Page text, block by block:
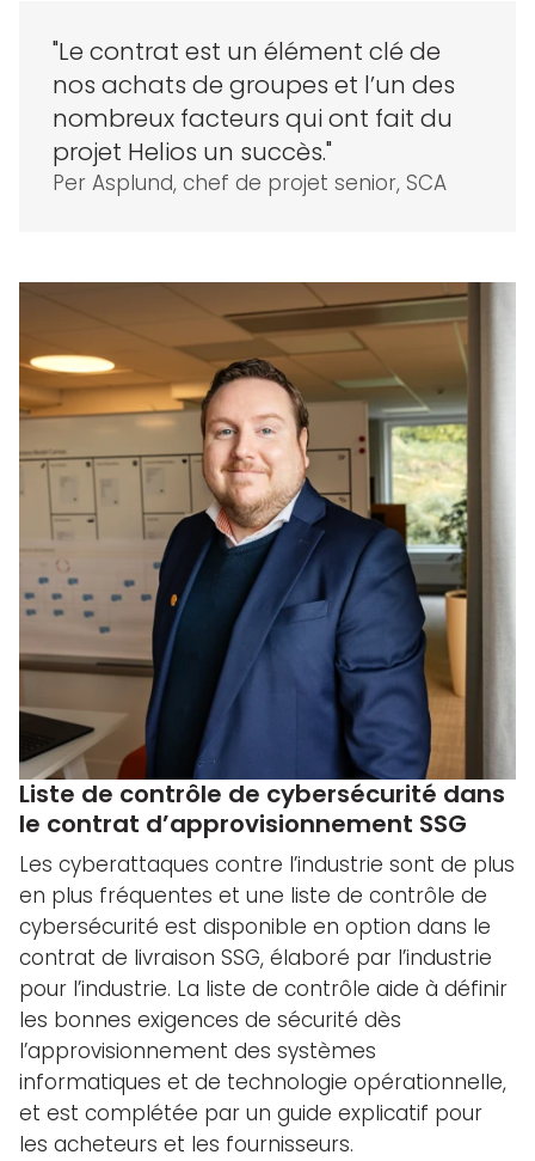
"Le contrat est un élément clé de
nos achats de groupes et l’un des
nombreux facteurs qui ont fait du
projet Helios un succès."
Per Asplund, chef de projet senior, SCA
Liste de contrôle de cybersécurité dans
le contrat d’approvisionnement SSG
Les cyberattaques contre l’industrie sont de plus
en plus fréquentes et une liste de contrôle de
cybersécurité est disponible en option dans le
contrat de livraison SSG, élaboré par l’industrie
pour l’industrie. La liste de contrôle aide à définir
les bonnes exigences de sécurité dès
l’approvisionnement des systèmes
informatiques et de technologie opérationnelle,
et est complétée par un guide explicatif pour
les acheteurs et les fournisseurs.